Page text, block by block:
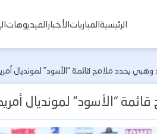
الرئيسيةالمبارياتالأخبارالفيديوهات
يحدد ملامح قائمة “الأسود” لمونديال
“الأسود” لمونديال